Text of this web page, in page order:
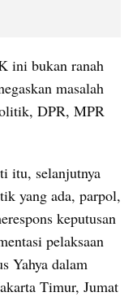
ini bukan ranah
masalah
DPR, MPR
itu, selanjutnya
yang ada, parpol,
keputusan
pelaksaan
Yahya dalam
Timur, Jumat